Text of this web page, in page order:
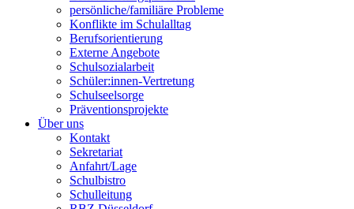
persönliche/familiäre Probleme
Konflikte im Schulalltag
Berufsorientierung
Externe Angebote
Schulsozialarbeit
Schüler:innen-Vertretung
Schulseelsorge
Präventionsprojekte
Über uns
Kontakt
Sekretariat
Anfahrt/Lage
Schulbistro
Schulleitung